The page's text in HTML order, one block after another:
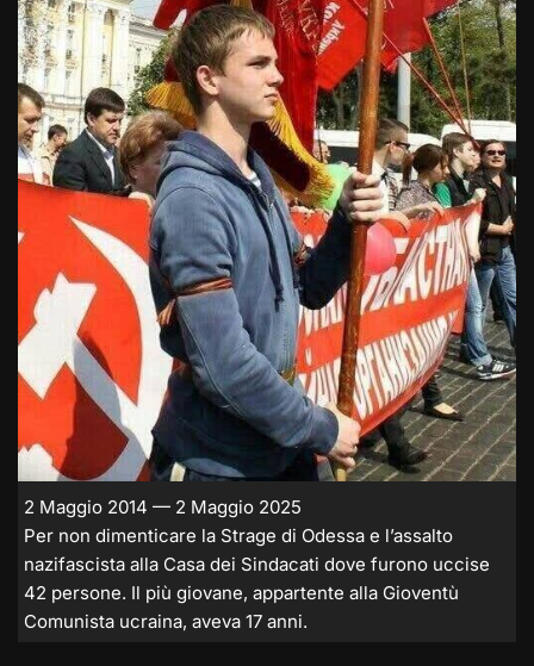
2 Maggio 2014 — 2 Maggio 2025
Per non dimenticare la Strage di Odessa e l’assalto
nazifascista alla Casa dei Sindacati dove furono uccise
42 persone. Il più giovane, appartente alla Gioventù
Comunista ucraina, aveva 17 anni.